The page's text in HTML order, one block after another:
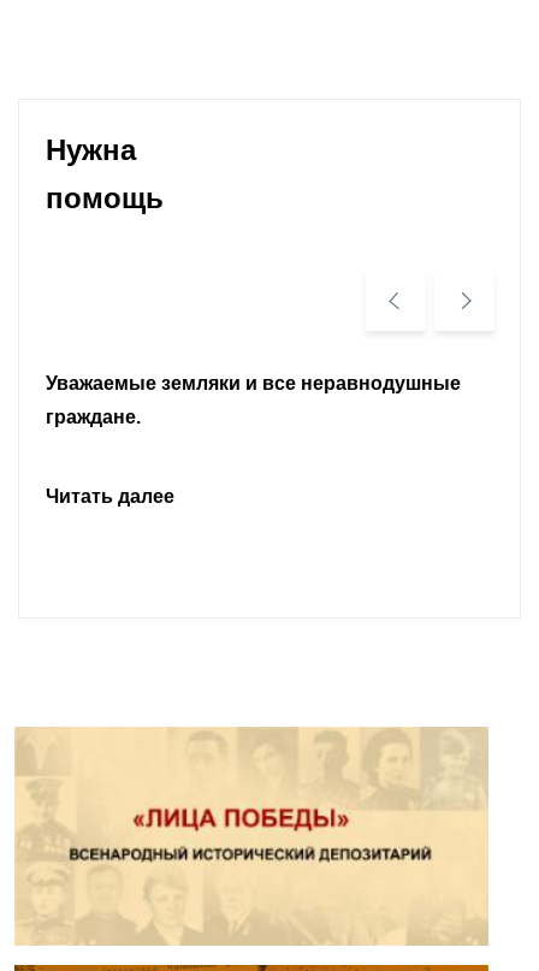
Нужна
помощь
Уважаемые земляки и все неравнодушные
граждане.
Читать далее